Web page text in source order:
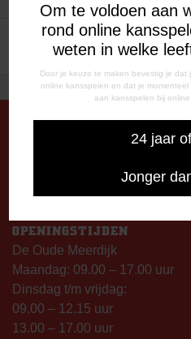
Om te voldoen aan
rond online
weten in welke
Door je keuze te maken bevestig je
online kansspelen en dat je
aan kansspelen bij
24 jaar
Jonger
BERICHT
NAVIGATIE
Historische zege Curaçao op
Gold Cup
7825 SG Emmen
OPENINGSTIJDEN
De Oude Meerdijk
Maandag: 09.00 – 17.00 uur
Dinsdag t/m vrijdag:
09.00 – 12.15 uur
13.00 – 17.00 uur